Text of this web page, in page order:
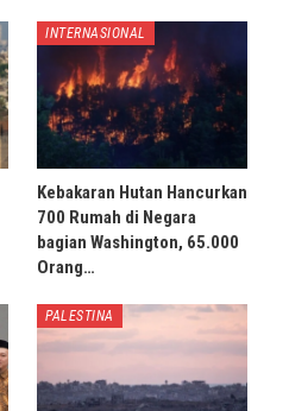
INTERNASIONAL
Kebakaran Hutan Hancurkan
700 Rumah di Negara
bagian Washington, 65.000
Orang…
PALESTINA